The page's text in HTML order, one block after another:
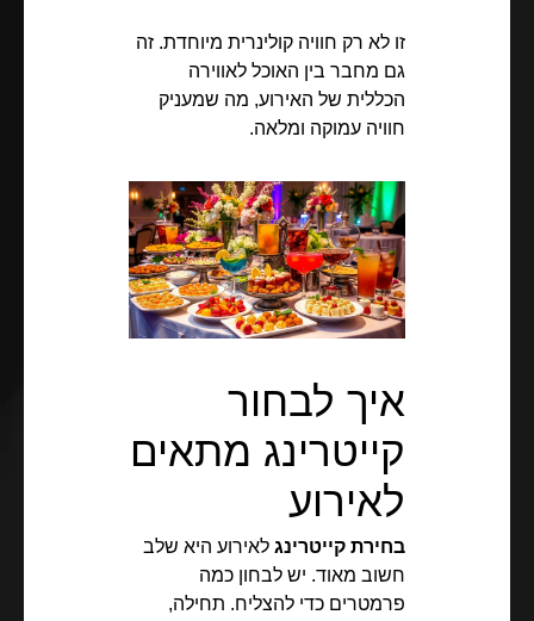
זו לא רק חוויה קולינרית מיוחדת. זה
גם מחבר בין האוכל לאווירה
הכללית של האירוע, מה שמעניק
חוויה עמוקה ומלאה.
איך לבחור
קייטרינג מתאים
לאירוע
בחירת קייטרינג לאירוע היא שלב
חשוב מאוד. יש לבחון כמה
פרמטרים כדי להצליח. תחילה,